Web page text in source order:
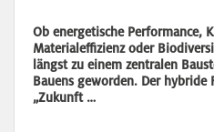
Ob energetische Performance,
Materialeffizienz oder
längst zu einem zentralen
Bauens geworden. Der hybride
„Zukunft …